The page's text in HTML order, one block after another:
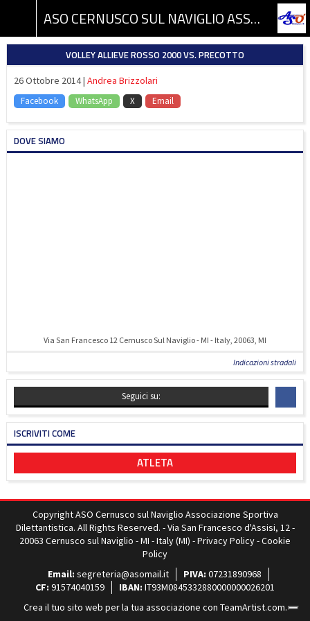
ASO CERNUSCO SUL NAVIGLIO ASSOCIAZIONE SPORTIVA DILETTANTISTICA
VOLLEY ALLIEVE ROSSO 2000 VS. PRECOTTO
26 Ottobre 2014 | Andrea Brizzolari
Facebook WhatsApp X Email
DOVE SIAMO
Via San Francesco 12 Cernusco Sul Naviglio - MI - Italy, 20063, MI
Indicazioni stradali
Seguici su:
ISCRIVITI COME
ATLETA
Copyright ASO Cernusco sul Naviglio Associazione Sportiva
Dilettantistica. All Rights Reserved. - Via San Francesco d'Assisi, 12 -
20063 Cernusco sul Naviglio - MI - Italy (MI) -Privacy Policy-Cookie
Policy
Email: segreteria@asomail.it PIVA: 07231890968
CF: 91574040159 IBAN: IT93M0845332880000000026201
Crea il tuo sito web per la tua associazione con TeamArtist.com.